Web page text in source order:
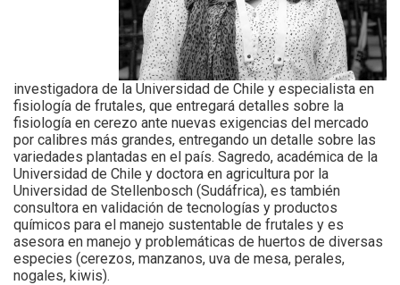
investigadora de la Universidad de Chile y especialista en
fisiología de frutales, que entregará detalles sobre la
fisiología en cerezo ante nuevas exigencias del mercado
por calibres más grandes, entregando un detalle sobre las
variedades plantadas en el país. Sagredo, académica de la
Universidad de Chile y doctora en agricultura por la
Universidad de Stellenbosch (Sudáfrica), es también
consultora en validación de tecnologías y productos
químicos para el manejo sustentable de frutales y es
asesora en manejo y problemáticas de huertos de diversas
especies (cerezos, manzanos, uva de mesa, perales,
nogales, kiwis).